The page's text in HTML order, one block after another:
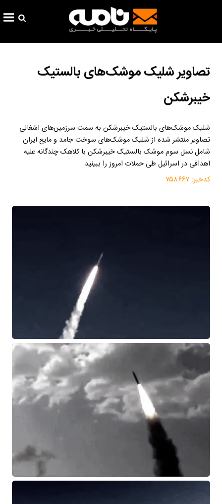
تصاویر شلیک موشک‌های بالستیک
خیبرشکن
شلیک موشک‌های بالستیک خیبرشکن به سمت سرزمین‌های اشغالی
تصاویر منتشر شده از شلیک موشک‌های سوخت جامد و مایع ایران
شامل نسل سوم موشک بالستیک خیبرشکن با کلاهک چندگانه علیه
اهدافی در اسرائیل طی حملات امروز را ببینید
کدخبر: ۷۵۸۶۶۷